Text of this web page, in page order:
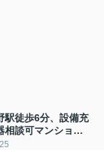
駅徒歩6分、設備充
相談可マンション